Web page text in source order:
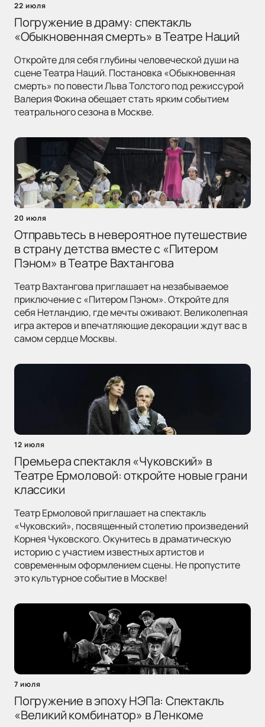
22 июля
Погружение в драму: спектакль
«Обыкновенная смерть» в Театре Наций
Откройте для себя глубины человеческой души на
сцене Театра Наций. Постановка «Обыкновенная
смерть» по повести Льва Толстого под режиссурой
Валерия Фокина обещает стать ярким событием
театрального сезона в Москве.
20 июля
Отправьтесь в невероятное путешествие
в страну детства вместе с «Питером
Пэном» в Театре Вахтангова
Театр Вахтангова приглашает на незабываемое
приключение с «Питером Пэном». Откройте для
себя Нетландию, где мечты оживают. Великолепная
игра актеров и впечатляющие декорации ждут вас в
самом сердце Москвы.
12 июля
Премьера спектакля «Чуковский» в
Театре Ермоловой: откройте новые грани
классики
Театр Ермоловой приглашает на спектакль
«Чуковский», посвященный столетию произведений
Корнея Чуковского. Окунитесь в драматическую
историю с участием известных артистов и
современным оформлением сцены. Не пропустите
это культурное событие в Москве!
7 июля
Погружение в эпоху НЭПа: Спектакль
«Великий комбинатор» в Ленкоме